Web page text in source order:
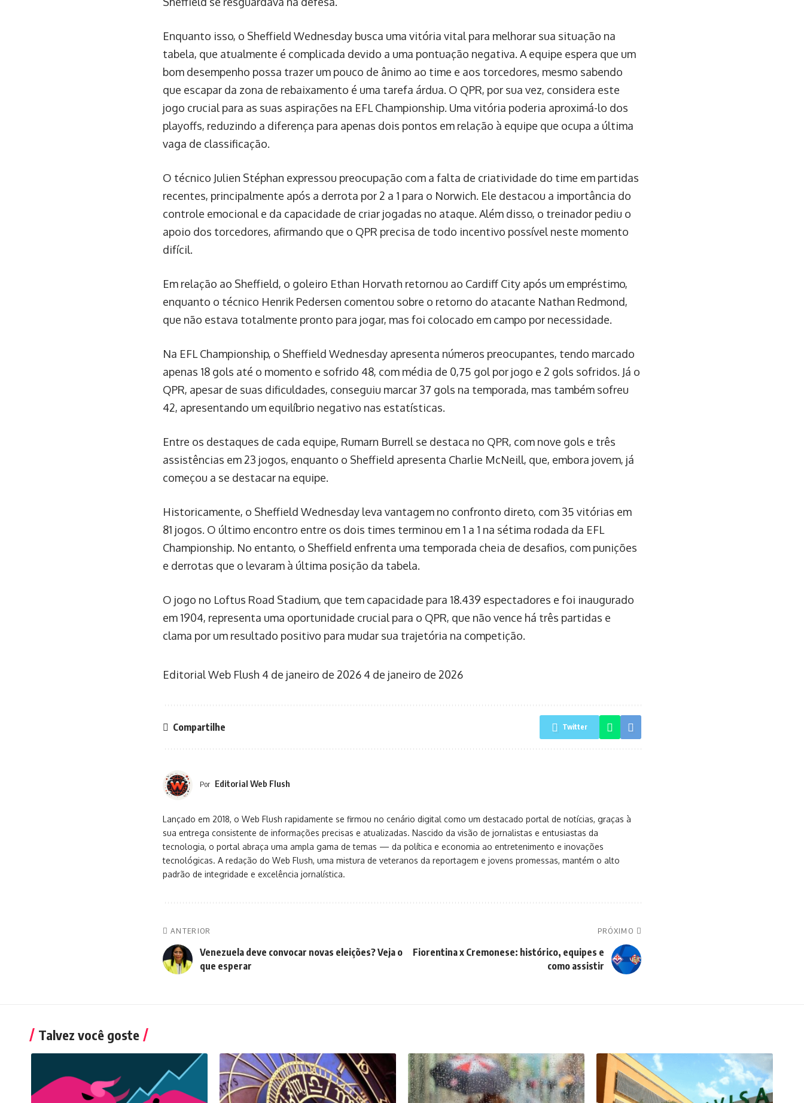
Enquanto isso, o Sheffield Wednesday busca uma vitória vital para melhorar sua situação na
tabela, que atualmente é complicada devido a uma pontuação negativa. A equipe espera que um
bom desempenho possa trazer um pouco de ânimo ao time e aos torcedores, mesmo sabendo
que escapar da zona de rebaixamento é uma tarefa árdua. O QPR, por sua vez, considera este
jogo crucial para as suas aspirações na EFL Championship. Uma vitória poderia aproximá-lo dos
playoffs, reduzindo a diferença para apenas dois pontos em relação à equipe que ocupa a última
vaga de classificação.
O técnico Julien Stéphan expressou preocupação com a falta de criatividade do time em partidas
recentes, principalmente após a derrota por 2 a 1 para o Norwich. Ele destacou a importância do
controle emocional e da capacidade de criar jogadas no ataque. Além disso, o treinador pediu o
apoio dos torcedores, afirmando que o QPR precisa de todo incentivo possível neste momento
difícil.
Em relação ao Sheffield, o goleiro Ethan Horvath retornou ao Cardiff City após um empréstimo,
enquanto o técnico Henrik Pedersen comentou sobre o retorno do atacante Nathan Redmond,
que não estava totalmente pronto para jogar, mas foi colocado em campo por necessidade.
Na EFL Championship, o Sheffield Wednesday apresenta números preocupantes, tendo marcado
apenas 18 gols até o momento e sofrido 48, com média de 0,75 gol por jogo e 2 gols sofridos. Já o
QPR, apesar de suas dificuldades, conseguiu marcar 37 gols na temporada, mas também sofreu
42, apresentando um equilíbrio negativo nas estatísticas.
Entre os destaques de cada equipe, Rumarn Burrell se destaca no QPR, com nove gols e três
assistências em 23 jogos, enquanto o Sheffield apresenta Charlie McNeill, que, embora jovem, já
começou a se destacar na equipe.
Historicamente, o Sheffield Wednesday leva vantagem no confronto direto, com 35 vitórias em
81 jogos. O último encontro entre os dois times terminou em 1 a 1 na sétima rodada da EFL
Championship. No entanto, o Sheffield enfrenta uma temporada cheia de desafios, com punições
e derrotas que o levaram à última posição da tabela.
O jogo no Loftus Road Stadium, que tem capacidade para 18.439 espectadores e foi inaugurado
em 1904, representa uma oportunidade crucial para o QPR, que não vence há três partidas e
clama por um resultado positivo para mudar sua trajetória na competição.
Editorial Web Flush 4 de janeiro de 2026 4 de janeiro de 2026
Compartilhe Twitter
Por Editorial Web Flush
Lançado em 2018, o Web Flush rapidamente se firmou no cenário digital como um destacado portal de notícias, graças à
sua entrega consistente de informações precisas e atualizadas. Nascido da visão de jornalistas e entusiastas da
tecnologia, o portal abraça uma ampla gama de temas — da política e economia ao entretenimento e inovações
tecnológicas. A redação do Web Flush, uma mistura de veteranos da reportagem e jovens promessas, mantém o alto
padrão de integridade e excelência jornalística.
ANTERIOR
Venezuela deve convocar novas eleições? Veja o
que esperar
PRÓXIMO
Fiorentina x Cremonese: histórico, equipes e
como assistir
Talvez você goste